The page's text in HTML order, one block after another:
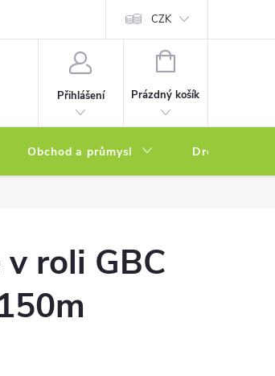
ochrany osobních údajů Soubory cookies
CZK
Přihlášení
NÁKUPNÍ
Prázdný košík
Obchod a průmysl Drogerie
roli GBC